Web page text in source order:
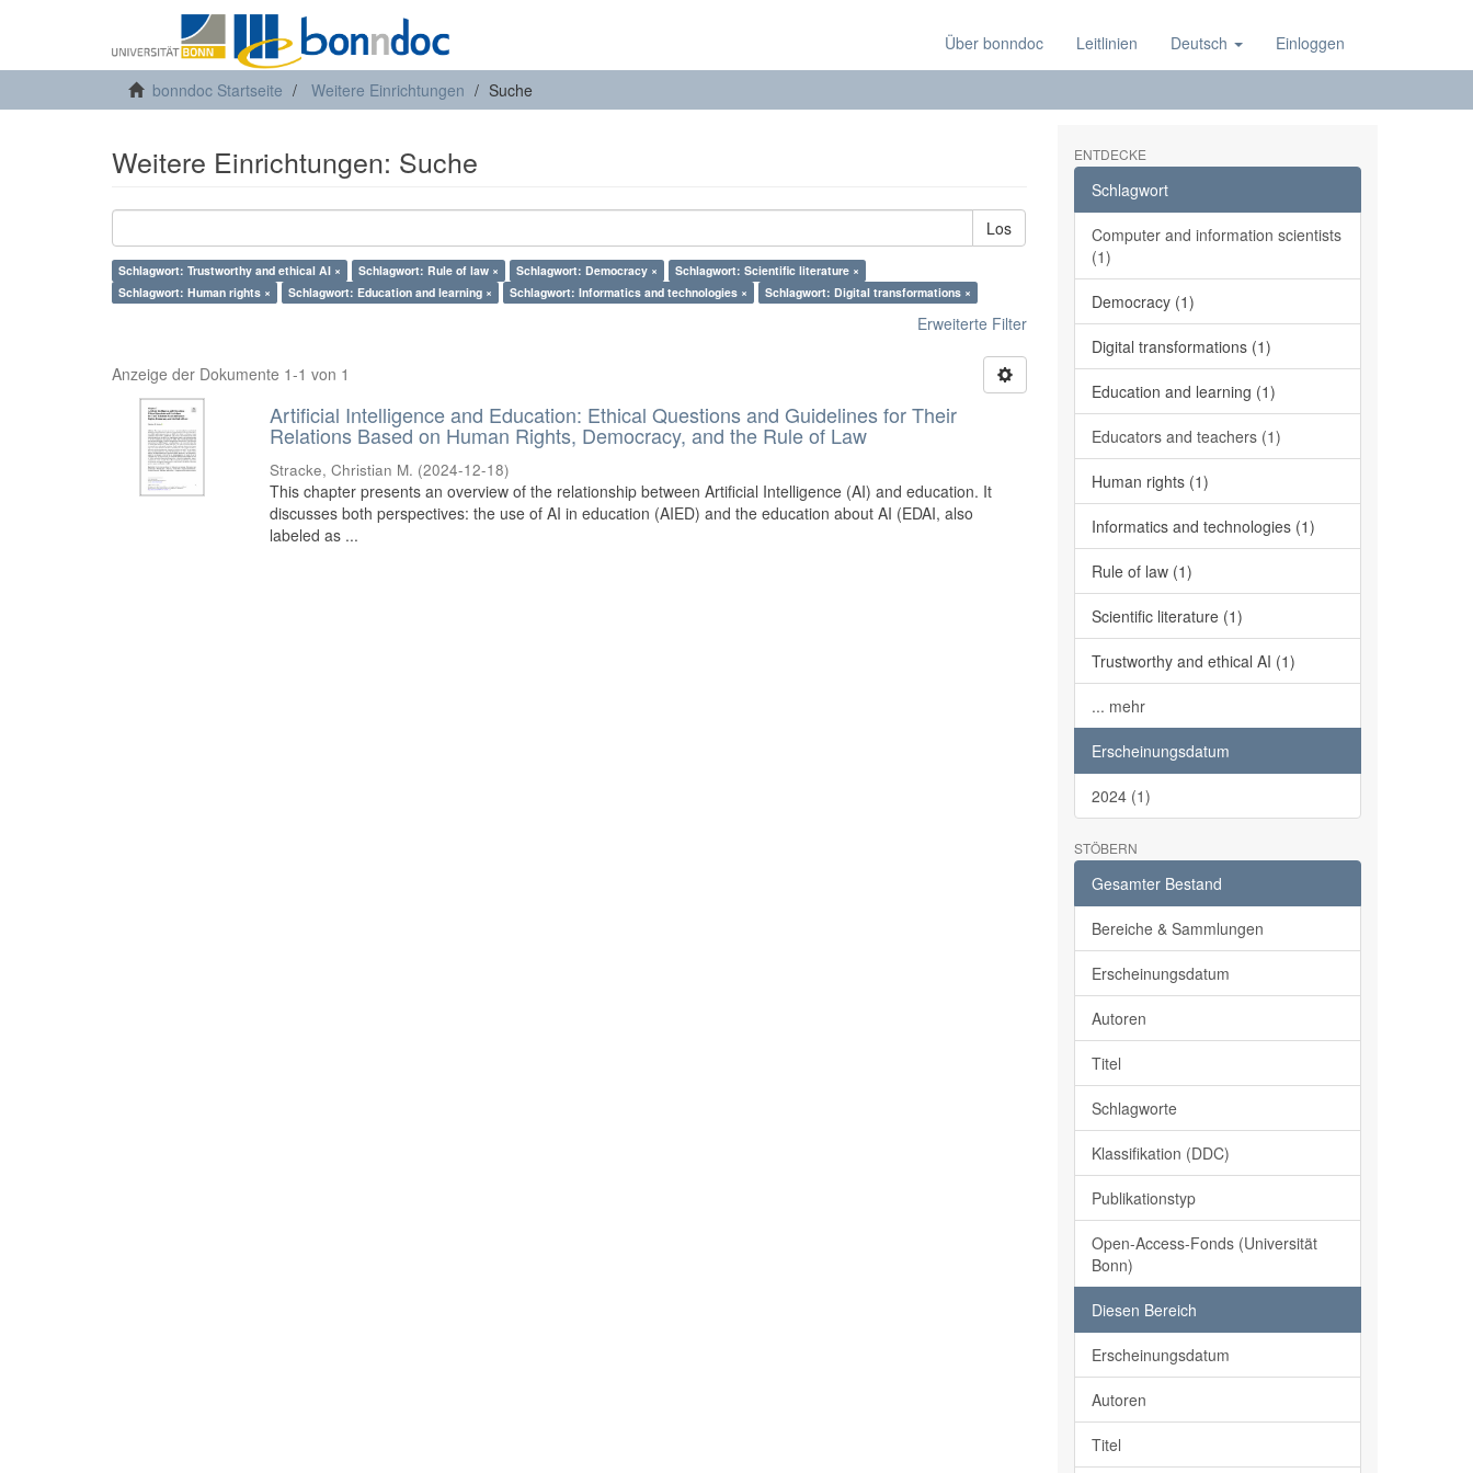
Über bonndoc Leitlinien Deutsch Einloggen
bonndoc Startseite Weitere Einrichtungen Suche
Weitere Einrichtungen: Suche
Los
Schlagwort: Trustworthy and ethical AI × Schlagwort: Rule of law × Schlagwort: Democracy ×
Schlagwort: Scientific literature ×
Schlagwort: Human rights ×
Schlagwort: Education and learning × Schlagwort: Informatics and technologies × Schlagwort: Digital transformations ×
Erweiterte Filter
Anzeige der Dokumente 1-1 von 1
Artificial Intelligence and Education: Ethical Questions and Guidelines for Their
Relations Based on Human Rights, Democracy, and the Rule of Law
Stracke, Christian M. (2024-12-18)
This chapter presents an overview of the relationship between Artificial Intelligence (AI) and education. It
discusses both perspectives: the use of AI in education (AIED) and the education about AI (EDAI, also
labeled as ...
ENTDECKE
Schlagwort
Computer and information scientists
(1)
Democracy (1)
Digital transformations (1)
Education and learning (1)
Educators and teachers (1)
Human rights (1)
Informatics and technologies (1)
Rule of law (1)
Scientific literature (1)
Trustworthy and ethical AI (1)
... mehr
Erscheinungsdatum
2024 (1)
STÖBERN
Gesamter Bestand
Bereiche & Sammlungen
Erscheinungsdatum
Autoren
Titel
Schlagworte
Klassifikation (DDC)
Publikationstyp
Open-Access-Fonds (Universität
Bonn)
Diesen Bereich
Erscheinungsdatum
Autoren
Titel